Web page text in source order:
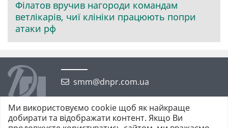
Філатов вручив нагороди командам
ветлікарів, чиї клініки працюють попри
атаки рф
smm@dnpr.com.ua
Ми використовуємо cookie щоб як найкраще
добирати та відображати контент. Якщо Ви